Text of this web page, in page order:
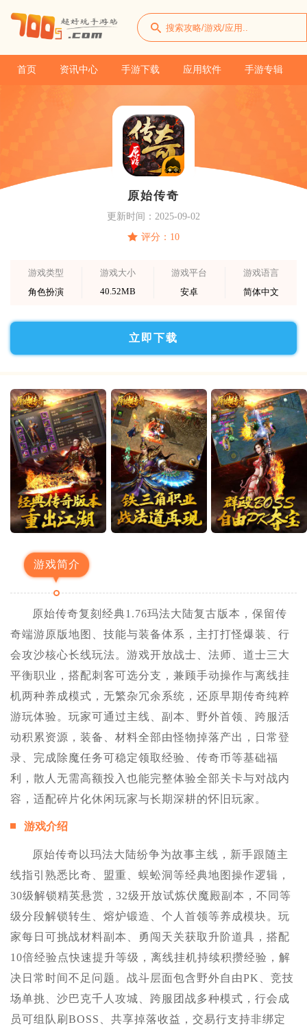
首页 资讯中心 手游下载 应用软件 手游专辑
原始传奇
更新时间：2025-09-02
评分：10
游戏类型
角色扮演
游戏大小
40.52MB
游戏平台
安卓
游戏语言
简体中文
立即下载
游戏简介
原始传奇复刻经典1.76玛法大陆复古版本，保留传
奇端游原版地图、技能与装备体系，主打打怪爆装、行
会攻沙核心长线玩法。游戏开放战士、法师、道士三大
平衡职业，搭配刺客可选分支，兼顾手动操作与离线挂
机两种养成模式，无繁杂冗余系统，还原早期传奇纯粹
游玩体验。玩家可通过主线、副本、野外首领、跨服活
动积累资源，装备、材料全部由怪物掉落产出，日常登
录、完成除魔任务可稳定领取经验、传奇币等基础福
利，散人无需高额投入也能完整体验全部关卡与对战内
容，适配碎片化休闲玩家与长期深耕的怀旧玩家。
游戏介绍
原始传奇以玛法大陆纷争为故事主线，新手跟随主
线指引熟悉比奇、盟重、蜈蚣洞等经典地图操作逻辑，
30级解锁精英悬赏，32级开放试炼伏魔殿副本，不同等
级分段解锁转生、熔炉锻造、个人首领等养成模块。玩
家每日可挑战材料副本、勇闯天关获取升阶道具，搭配
10倍经验点快速提升等级，离线挂机持续积攒经验，解
决日常时间不足问题。战斗层面包含野外自由PK、竞技
场单挑、沙巴克千人攻城、跨服团战多种模式，行会成
员可组队刷BOSS、共享掉落收益，交易行支持非绑定